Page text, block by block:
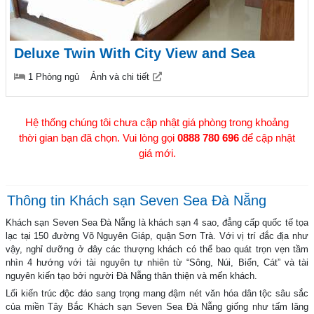
Deluxe Twin With City View and Sea
1 Phòng ngủ Ảnh và chi tiết
Hệ thống chúng tôi chưa cập nhật giá phòng trong khoảng
thời gian bạn đã chọn. Vui lòng gọi 0888 780 696 để cập nhật
giá mới.
Thông tin Khách sạn Seven Sea Đà Nẵng
Khách sạn Seven Sea Đà Nẵng là khách sạn 4 sao, đẳng cấp quốc tế tọa
lạc tại 150 đường Võ Nguyên Giáp, quận Sơn Trà. Với vị trí đắc địa như
vậy, nghỉ dưỡng ở đây các thượng khách có thể bao quát trọn vẹn tầm
nhìn 4 hướng với tài nguyên tự nhiên từ “Sông, Núi, Biển, Cát” và tài
nguyên kiến tạo bởi người Đà Nẵng thân thiện và mến khách.
Lối kiến trúc độc đáo sang trọng mang đậm nét văn hóa dân tộc sâu sắc
của miền Tây Bắc Khách sạn Seven Sea Đà Nẵng giống như tấm lăng